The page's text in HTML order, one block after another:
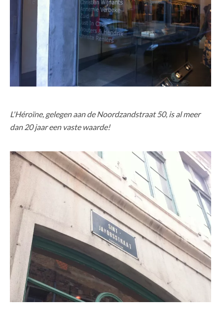
L'Héroïne, gelegen aan de Noordzandstraat 50, is al meer
dan 20 jaar een vaste waarde!